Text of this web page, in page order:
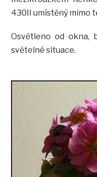
430II umístěný mimo
Osvětleno od okna,
světelné situace.